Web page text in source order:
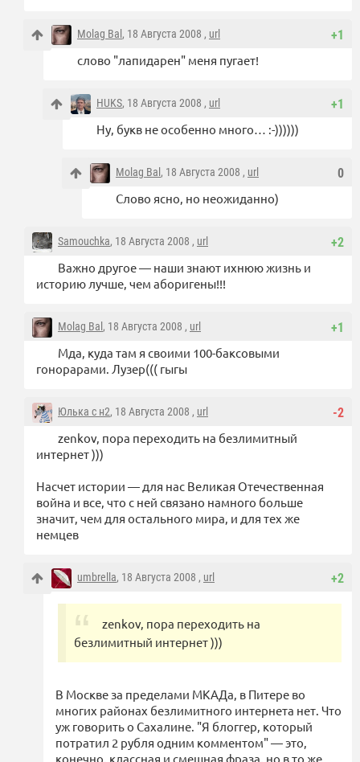
+1
Molag Bal , 18 Августа 2008 , url
слово "лапидарен" меня пугает!
+1
HUKS, 18 Августа 2008 , url
Ну, букв не особенно много… :-))))))
0
Molag Bal , 18 Августа 2008 , url
Слово ясно, но неожиданно)
+2
Samouchka, 18 Августа 2008 , url
Важно другое — наши знают ихнюю жизнь и
историю лучше, чем аборигены!!!
+1
Molag Bal , 18 Августа 2008 , url
Мда, куда там я своими 100-баксовыми
гонорарами. Лузер((( гыгы
-2
Юлька с н2, 18 Августа 2008 , url
zenkov, пора переходить на безлимитный
интернет )))
Насчет истории — для нас Великая Отечественная
война и все, что с ней связано намного больше
значит, чем для остального мира, и для тех же
немцев
+2
umbrella, 18 Августа 2008 , url
zenkov, пора переходить на
безлимитный интернет )))
В Москве за пределами МКАДа, в Питере во
многих районах безлимитного интернета нет. Что
уж говорить о Сахалине. "Я блоггер, который
потратил 2 рубля одним комментом" — это,
конечно, классная и смешная фраза, но в то же